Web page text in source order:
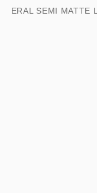
SEMI MATTE